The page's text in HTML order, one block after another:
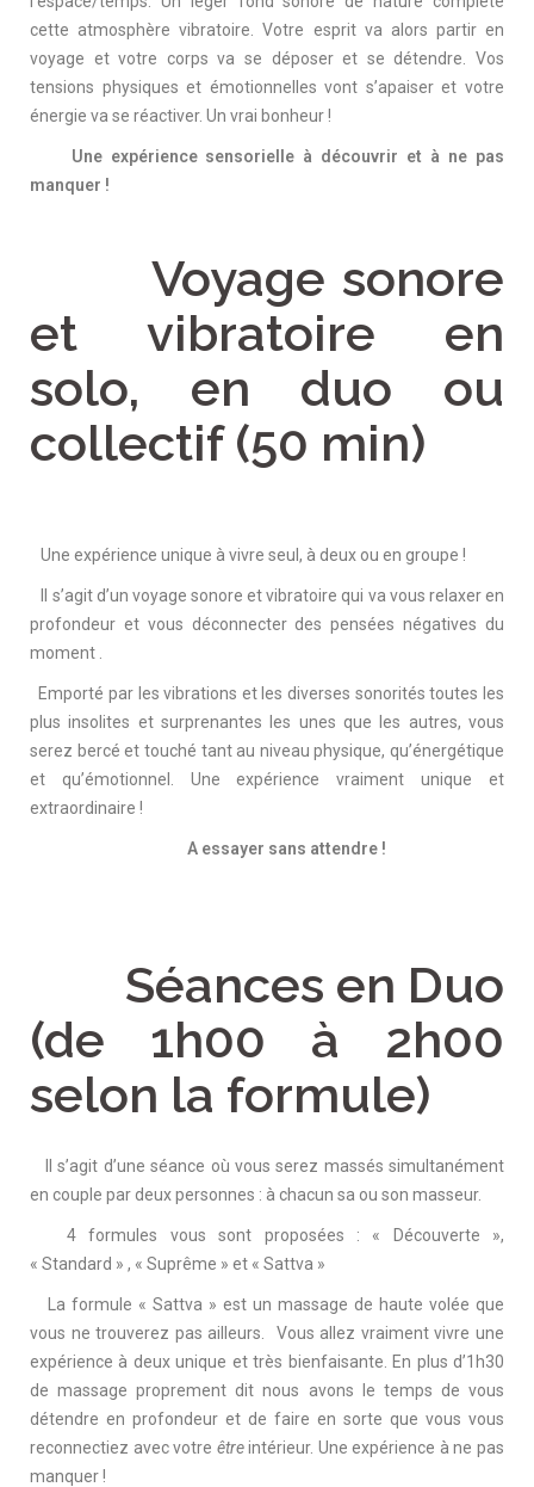
cette atmosphère vibratoire. Votre esprit va alors partir en
voyage et votre corps va se déposer et se détendre. Vos
tensions physiques et émotionnelles vont s’apaiser et votre
énergie va se réactiver. Un vrai bonheur !
Une expérience sensorielle à découvrir et à ne pas
manquer !
Voyage sonore
et vibratoire en
solo, en duo ou
collectif (50 min)
Une expérience unique à vivre seul, à deux ou en groupe !
Il s’agit d’un voyage sonore et vibratoire qui va vous relaxer en
profondeur et vous déconnecter des pensées négatives du
moment .
Emporté par les vibrations et les diverses sonorités toutes les
plus insolites et surprenantes les unes que les autres, vous
serez bercé et touché tant au niveau physique, qu’énergétique
et qu’émotionnel. Une expérience vraiment unique et
extraordinaire !
A essayer sans attendre !
Séances en Duo
(de 1h00 à 2h00
selon la formule)
Il s’agit d’une séance où vous serez massés simultanément
en couple par deux personnes : à chacun sa ou son masseur.
4 formules vous sont proposées : « Découverte »,
« Standard » , « Suprême » et « Sattva »
La formule « Sattva » est un massage de haute volée que
vous ne trouverez pas ailleurs. Vous allez vraiment vivre une
expérience à deux unique et très bienfaisante. En plus d’1h30
de massage proprement dit nous avons le temps de vous
détendre en profondeur et de faire en sorte que vous vous
reconnectiez avec votre êtreintérieur. Une expérience à ne pas
manquer !